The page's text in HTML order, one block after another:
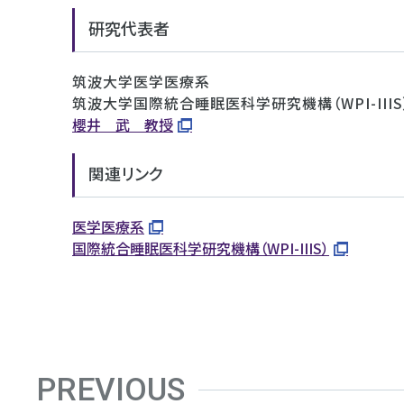
研究代表者
筑波大学医学医療系
筑波大学国際統合睡眠医科学研究機構（WPI-IIIS
櫻井 武 教授
関連リンク
医学医療系
国際統合睡眠医科学研究機構（WPI-IIIS）
PREVIOUS